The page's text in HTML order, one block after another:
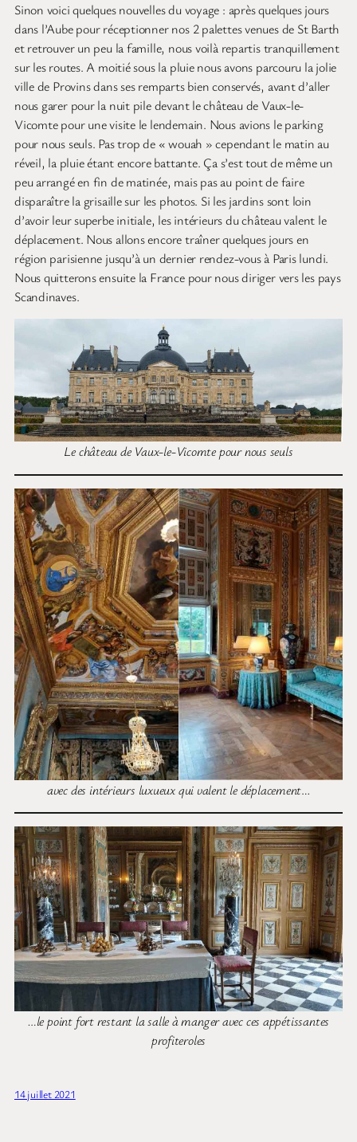
Sinon voici quelques nouvelles du voyage : après quelques jours
dans l’Aube pour réceptionner nos 2 palettes venues de St Barth
et retrouver un peu la famille, nous voilà repartis tranquillement
sur les routes. A moitié sous la pluie nous avons parcouru la jolie
ville de Provins dans ses remparts bien conservés, avant d’aller
nous garer pour la nuit pile devant le château de Vaux-le-
Vicomte pour une visite le lendemain. Nous avions le parking
pour nous seuls. Pas trop de « wouah » cependant le matin au
réveil, la pluie étant encore battante. Ça s’est tout de même un
peu arrangé en fin de matinée, mais pas au point de faire
disparaître la grisaille sur les photos. Si les jardins sont loin
d’avoir leur superbe initiale, les intérieurs du château valent le
déplacement. Nous allons encore traîner quelques jours en
région parisienne jusqu’à un dernier rendez-vous à Paris lundi.
Nous quitterons ensuite la France pour nous diriger vers les pays
Scandinaves.
Le château de Vaux-le-Vicomte pour nous seuls
avec des intérieurs luxueux qui valent le déplacement…
…le point fort restant la salle à manger avec ces appétissantes
profiteroles
14 juillet 2021